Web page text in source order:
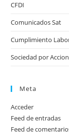
CFDI
Comunicados Sat
Cumplimiento
Sociedad por
Meta
Acceder
Feed de entradas
Feed de